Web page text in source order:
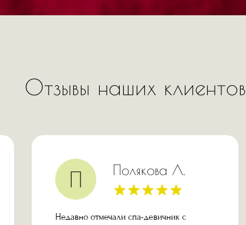
Отзывы наших клиентов
П Полякова Л.
Недавно отмечали спа-девичник с